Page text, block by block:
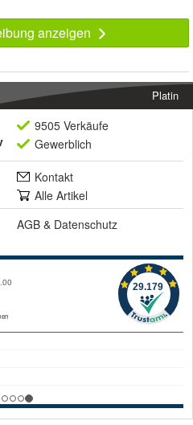
anzeigen
Platin
9505 Verkäufe
Gewerblich
Kontakt
Alle Artikel
AGB & Datenschutz